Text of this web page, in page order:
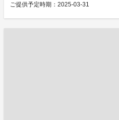
ご提供予定時期：2025-03-31